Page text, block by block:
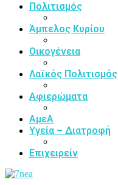
Πολιτισμός
Άμπελος Κυρίου
Οικογένεια
Λαϊκός Πολιτισμός
Αφιερώματα
ΑμεΑ
Υγεία – Διατροφή
Επιχειρείν